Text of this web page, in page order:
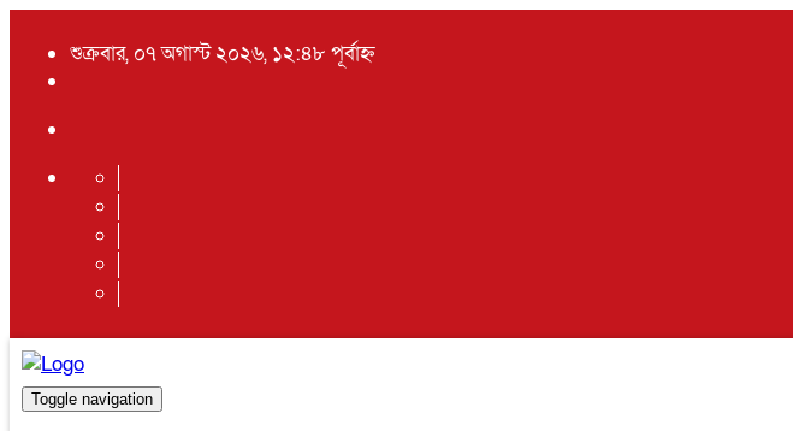
শুক্রবার, ০৭ অগাস্ট ২০২৬, ১২:৪৮ পূর্বাহ্ন
Toggle navigation